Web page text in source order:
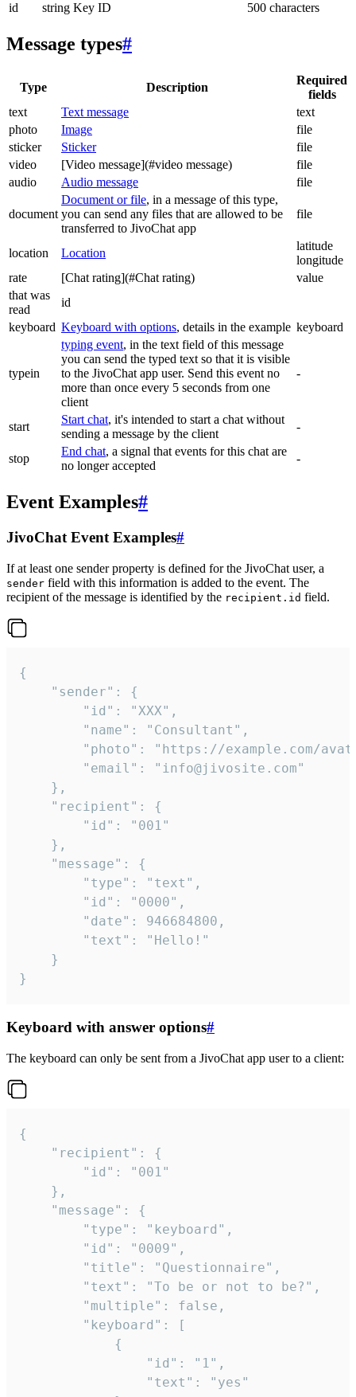
id
string Key ID 500 characters
Message types#
Type Description
Required
fields
text
Text message
text
photo
Image
file
sticker
Sticker
file
video
[Video message](#video message)
file
audio
Audio message file
document
Document or file, in a message of this type,
you can send any files that are allowed to be
transferred to JivoChat app
file
location Location
latitude
longitude
rate
[Chat rating](#Chat rating)
value
that was
read
id
keyboard Keyboard with options, details in the example keyboard
typein
typing event, in the text field of this message
you can send the typed text so that it is visible
to the JivoChat app user. Send this event no
more than once every 5 seconds from one
client
-
start
Start chat, it's intended to start a chat without
sending a message by the client
-
stop
End chat, a signal that events for this chat are
no longer accepted
-
Event Examples#
JivoChat Event Examples#
If at least one sender property is defined for the JivoChat user, a
sender field with this information is added to the event. The
recipient of the message is identified by the recipient.id field.
{
}
Keyboard with answer options#
The keyboard can only be sent from a JivoChat app user to a client:
{